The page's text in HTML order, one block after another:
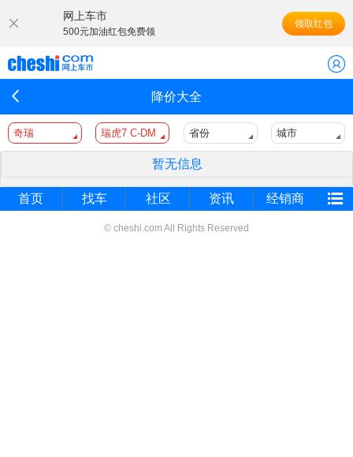
网上车市
500元加油红包免费领
领取红包
降价大全
奇瑞 瑞虎7 C-DM 省份 城市
暂无信息
首页 找车 社区 资讯 经销商
© cheshi.com All Rights Reserved